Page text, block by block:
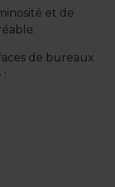
et de
de bureaux
: